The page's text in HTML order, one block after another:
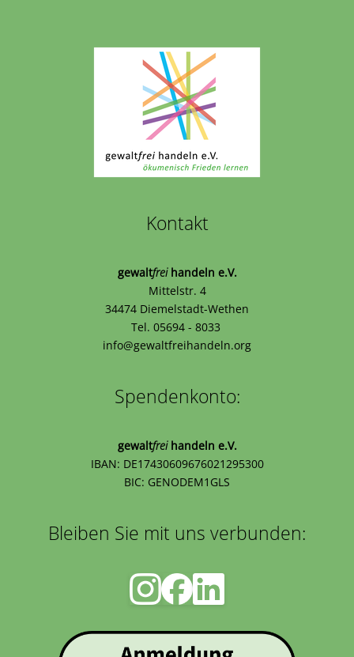
Kontakt
gewaltfreihandeln e.V.
Mittelstr. 4
34474 Diemelstadt-Wethen
Tel. 05694 - 8033
info@gewaltfreihandeln.org
Spendenkonto:
gewaltfreihandeln e.V.
IBAN: DE17430609676021295300
BIC: GENODEM1GLS
Bleiben Sie mit uns verbunden: